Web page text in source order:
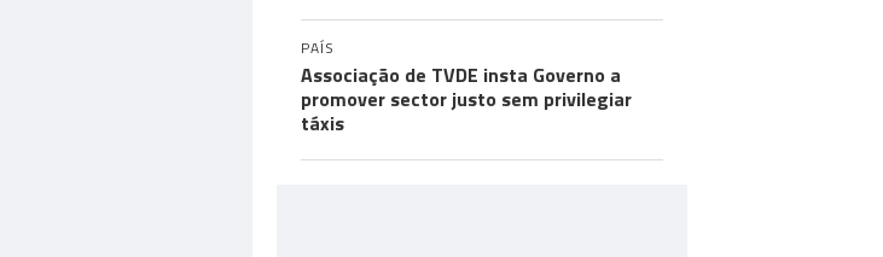
PAÍS
Associação de TVDE insta Governo a
promover sector justo sem privilegiar
táxis